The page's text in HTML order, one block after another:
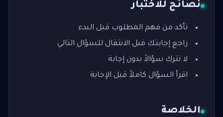
نصائح للاختبار
تأكد من فهم المطلوب قبل البدء
راجع إجابتك قبل الانتقال للسؤال التالي
لا تترك سؤالاً بدون إجابة
اقرأ السؤال كاملاً قبل الإجابة
الخلاصة